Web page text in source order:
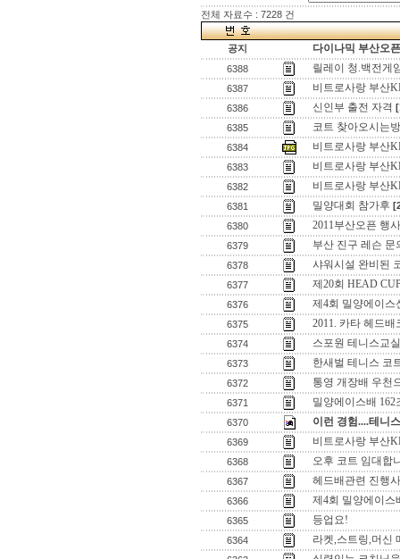
전체 자료수 : 7228 건
공지 다이나믹 부산오
6388 릴레이 청.백전게
6387 비트로사랑 부산
6386 신인부 출전 자격
6385
코트 찾아오시는
6384 비트로사랑 부산
6383 비트로사랑 부산
6382 비트로사랑 부산
6381 밀양대회 참가후
6380
2011부산오픈 행
6379 부산 진구 레슨 문
6378 샤워시설 완비된
6377 제20회 HEAD
6376 제4회 밀양에이스
6375 2011. 카타 헤드
6374 스포원 테니스교
6373 한새벌 테니스 코
6372 통영 개장배 우천
6371 밀양에이스배
6370 이런 경험....테니스
6369 비트로사랑 부산
6368 오후 코트 임대합
6367 헤드배관련 진행
6366 제4회 밀양에이스
6365 등업요!
6364 라켓,스트링,머신